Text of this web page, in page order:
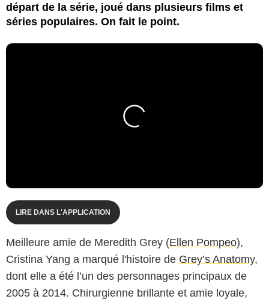
départ de la série, joué dans plusieurs films et
séries populaires. On fait le point.
LIRE DANS L'APPLICATION
Meilleure amie de Meredith Grey (Ellen Pompeo),
Cristina Yang a marqué l'histoire de Grey’s Anatomy,
dont elle a été l’un des personnages principaux de
2005 à 2014. Chirurgienne brillante et amie loyale,